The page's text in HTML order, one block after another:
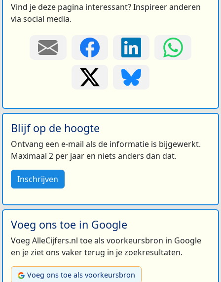
Vind je deze pagina interessant? Inspireer anderen
via social media.
Blijf op de hoogte
Ontvang een e-mail als de informatie is bijgewerkt.
Maximaal 2 per jaar en niets anders dan dat.
Inschrijven
Voeg ons toe in Google
Voeg AlleCijfers.nl toe als voorkeursbron in Google
en je ziet ons vaker terug in je zoekresultaten.
Voeg ons toe als voorkeursbron